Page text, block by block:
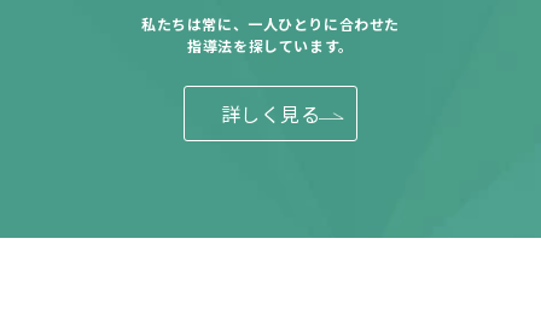
私たちは常に、一人ひとりに合わせた
指導法を探しています。
詳しく見る